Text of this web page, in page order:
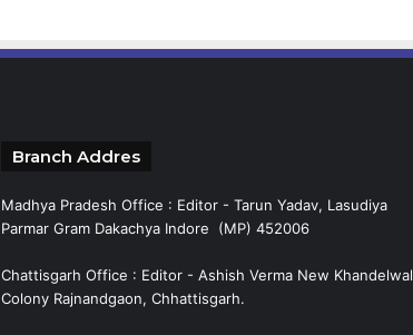
Branch Addres
Madhya Pradesh Office : Editor - Tarun Yadav, Lasudiya
Parmar Gram Dakachya Indore (MP) 452006
Chattisgarh Office : Editor - Ashish Verma New Khandelwal
Colony Rajnandgaon, Chhattisgarh.